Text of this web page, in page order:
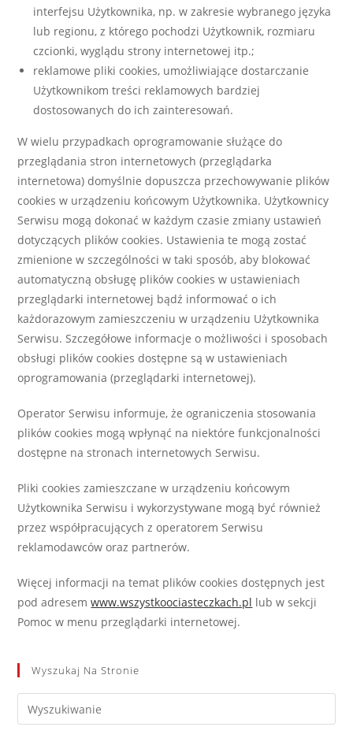
interfejsu Użytkownika, np. w zakresie wybranego języka
lub regionu, z którego pochodzi Użytkownik, rozmiaru
czcionki, wyglądu strony internetowej itp.;
reklamowe pliki cookies, umożliwiające dostarczanie
Użytkownikom treści reklamowych bardziej
dostosowanych do ich zainteresowań.
W wielu przypadkach oprogramowanie służące do
przeglądania stron internetowych (przeglądarka
internetowa) domyślnie dopuszcza przechowywanie plików
cookies w urządzeniu końcowym Użytkownika. Użytkownicy
Serwisu mogą dokonać w każdym czasie zmiany ustawień
dotyczących plików cookies. Ustawienia te mogą zostać
zmienione w szczególności w taki sposób, aby blokować
automatyczną obsługę plików cookies w ustawieniach
przeglądarki internetowej bądź informować o ich
każdorazowym zamieszczeniu w urządzeniu Użytkownika
Serwisu. Szczegółowe informacje o możliwości i sposobach
obsługi plików cookies dostępne są w ustawieniach
oprogramowania (przeglądarki internetowej).
Operator Serwisu informuje, że ograniczenia stosowania
plików cookies mogą wpłynąć na niektóre funkcjonalności
dostępne na stronach internetowych Serwisu.
Pliki cookies zamieszczane w urządzeniu końcowym
Użytkownika Serwisu i wykorzystywane mogą być również
przez współpracujących z operatorem Serwisu
reklamodawców oraz partnerów.
Więcej informacji na temat plików cookies dostępnych jest
pod adresemwww.wszystkoociasteczkach.pl lub w sekcji
Pomoc w menu przeglądarki internetowej.
Wyszukaj Na Stronie